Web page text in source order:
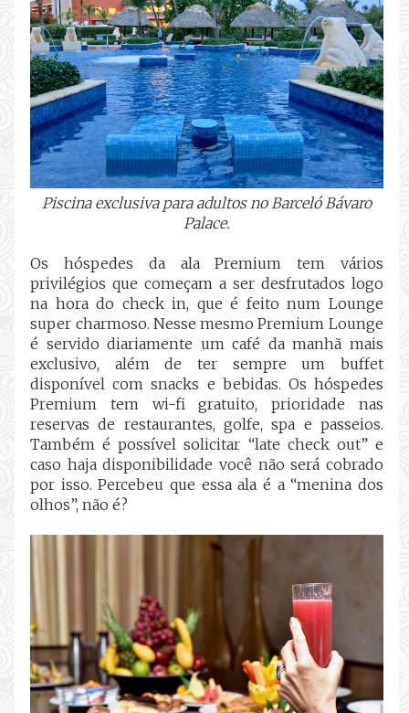
Piscina exclusiva para adultos no Barceló Bávaro
Palace.
Os hóspedes da ala Premium tem vários
privilégios que começam a ser desfrutados logo
na hora do check in, que é feito num Lounge
super charmoso. Nesse mesmo Premium Lounge
é servido diariamente um café da manhã mais
exclusivo, além de ter sempre um buffet
disponível com snacks e bebidas. Os hóspedes
Premium tem wi-fi gratuito, prioridade nas
reservas de restaurantes, golfe, spa e passeios.
Também é possível solicitar “late check out” e
caso haja disponibilidade você não será cobrado
por isso. Percebeu que essa ala é a “menina dos
olhos”, não é?